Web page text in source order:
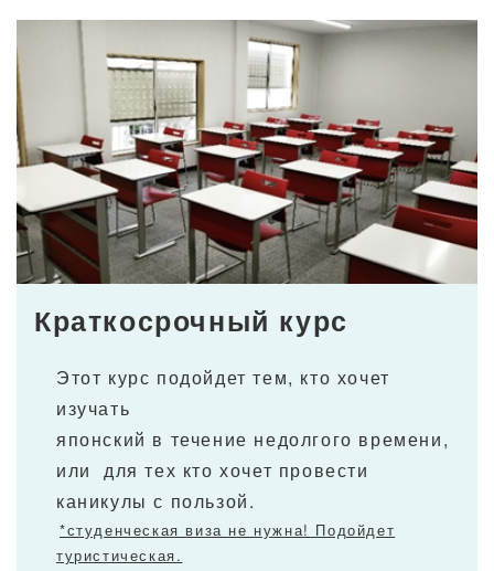
Краткосрочный курс
Этот курс подойдет тем, кто хочет
изучать
японский в течение недолгого времени,
или для тех кто хочет провести
каникулы с пользой.
*студенческая виза не нужна! Подойдет
туристическая.